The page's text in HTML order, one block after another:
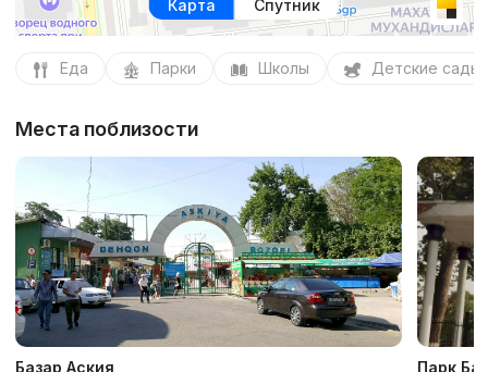
Карта Спутник
Еда Парки Школы Детские сады
Места поблизости
Базар Аския Парк